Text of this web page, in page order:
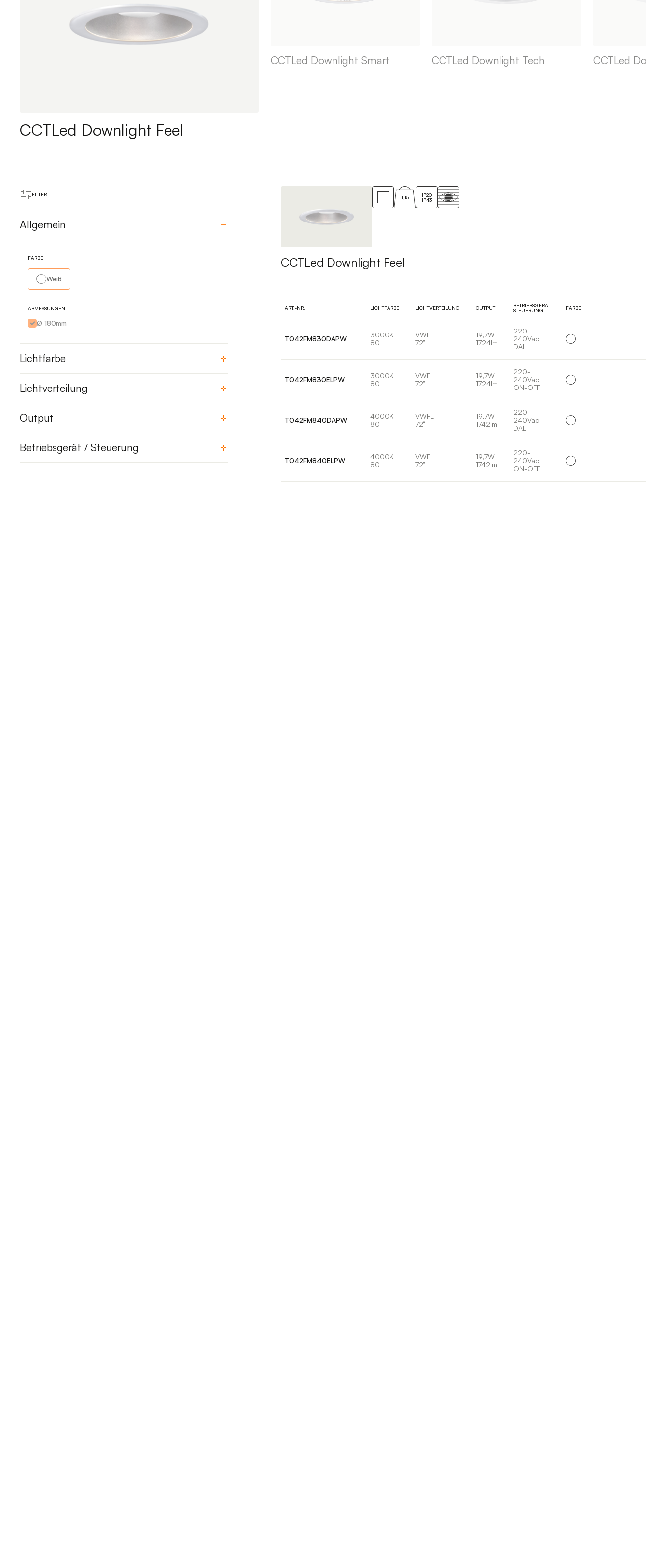
CCTLed Downlight Feel
CCTLed Downlight Smart CCTLed Downlight Tech CCTLed
FILTER
Allgemein
FARBE
Weiß
ABMESSUNGEN
Ø 180mm
Lichtfarbe
Lichtverteilung
Output
Betriebsgerät / Steuerung
1,15
IP20
IP43
CCTLed Downlight Feel
ART.-NR. LICHTFARBE LICHTVERTEILUNG OUTPUT
BETRIEBSGERÄT
STEUERUNG
FARBE
T042FM830DAPW
3000K
80
VWFL
72°
19,7W
1724lm
220-
240Vac
DALI
T042FM830ELPW
3000K
80
VWFL
72°
19,7W
1724lm
220-
240Vac
ON-OFF
T042FM840DAPW
4000K
80
VWFL
72°
19,7W
1742lm
220-
240Vac
DALI
T042FM840ELPW
4000K
80
VWFL
72°
19,7W
1742lm
220-
240Vac
ON-OFF